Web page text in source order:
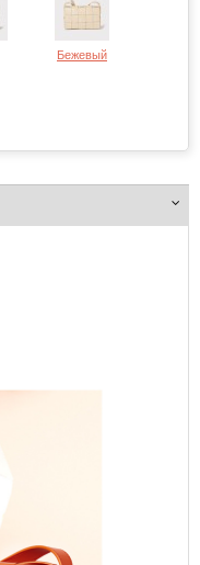
Бежевый